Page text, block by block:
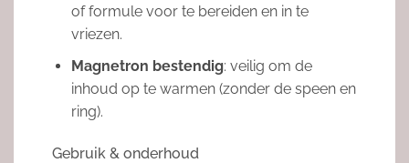
of formule voor te bereiden en in te
vriezen.
Magnetron bestendig: veilig om de
inhoud op te warmen (zonder de speen en
ring).
Gebruik & onderhoud